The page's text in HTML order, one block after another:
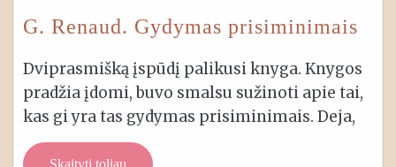
G. Renaud. Gydymas prisiminimais
Dviprasmišką įspūdį palikusi knyga. Knygos
pradžia įdomi, buvo smalsu sužinoti apie tai,
kas gi yra tas gydymas prisiminimais. Deja,
Skaityti toliau